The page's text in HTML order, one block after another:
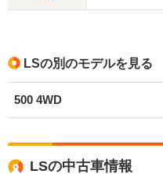
LSの別のモデルを見る
500 4WD
LSの中古車情報